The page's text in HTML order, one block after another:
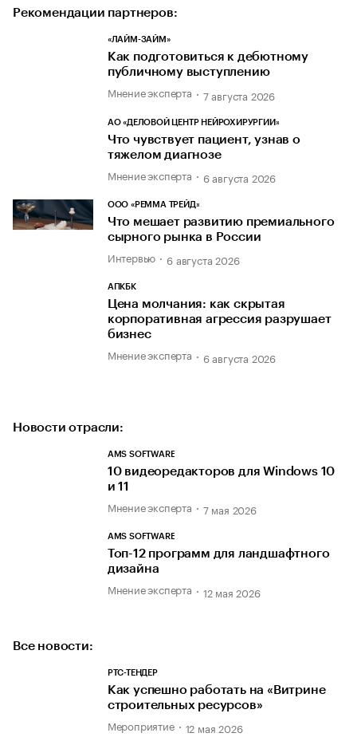
Рекомендации партнеров:
«ЛАЙМ-ЗАЙМ»
Как подготовиться к дебютному
публичному выступлению
Мнение эксперта 7 августа 2026
АО «ДЕЛОВОЙ ЦЕНТР НЕЙРОХИРУРГИИ»
Что чувствует пациент, узнав о
тяжелом диагнозе
Мнение эксперта 6 августа 2026
ООО «РЕММА ТРЕЙД»
Что мешает развитию премиального
сырного рынка в России
Интервью 6 августа 2026
АПКБК
Цена молчания: как скрытая
корпоративная агрессия разрушает
бизнес
Мнение эксперта 6 августа 2026
Новости отрасли:
AMS SOFTWARE
10 видеоредакторов для Windows 10
и 11
Мнение эксперта 7 мая 2026
AMS SOFTWARE
Топ-12 программ для ландшафтного
дизайна
Мнение эксперта 12 мая 2026
Все новости:
РТС-ТЕНДЕР
Как успешно работать на «Витрине
строительных ресурсов»
Мероприятие 12 мая 2026